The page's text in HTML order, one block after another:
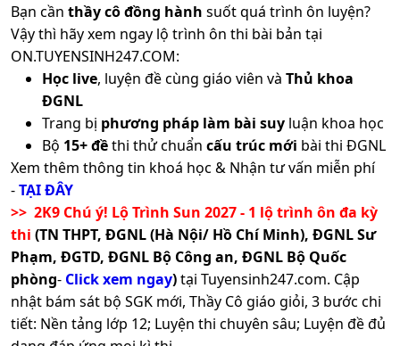
Bạn cần thầy cô đồng hành suốt quá trình ôn luyện?
Vậy thì hãy xem ngay lộ trình ôn thi bài bản tại
ON.TUYENSINH247.COM:
Học live, luyện đề cùng giáo viên và Thủ khoa
ĐGNL
Trang bị phương pháp làm bài suy luận khoa học
Bộ 15+ đềthi thử chuẩn cấu trúc mới bài thi ĐGNL
Xem thêm thông tin khoá học & Nhận tư vấn miễn phí
-TẠI ĐÂY
>> 2K9 Chú ý! Lộ Trình Sun 2027 - 1 lộ trình ôn đa kỳ
thi (TN THPT, ĐGNL (Hà Nội/ Hồ Chí Minh), ĐGNL Sư
Phạm, ĐGTD, ĐGNL Bộ Công an, ĐGNL Bộ Quốc
phòng- Click xem ngay)tại Tuyensinh247.com. Cập
nhật bám sát bộ SGK mới, Thầy Cô giáo giỏi, 3 bước chi
tiết: Nền tảng lớp 12; Luyện thi chuyên sâu; Luyện đề đủ